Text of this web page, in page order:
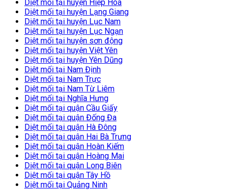
Diệt mối tại huyện Hiệp Hòa
Diệt mối tại huyện Lạng Giang
Diệt mối tại huyện Lục Nam
Diệt mối tại huyện Lục Ngạn
Diệt mối tại huyện sơn động
Diệt mối tại huyện Việt Yên
Diệt mối tại huyện Yên Dũng
Diệt mối tại Nam Định
Diệt mối tại Nam Trực
Diệt mối tại Nam Từ Liêm
Diệt mối tại Nghĩa Hưng
Diệt mối tại quận Cầu Giấy
Diệt mối tại quận Đống Đa
Diệt mối tại quận Hà Đông
Diệt mối tại quận Hai Bà Trưng
Diệt mối tại quận Hoàn Kiếm
Diệt mối tại quận Hoàng Mai
Diệt mối tại quận Long Biên
Diệt mối tại quận Tây Hồ
Diệt mối tại Quảng Ninh